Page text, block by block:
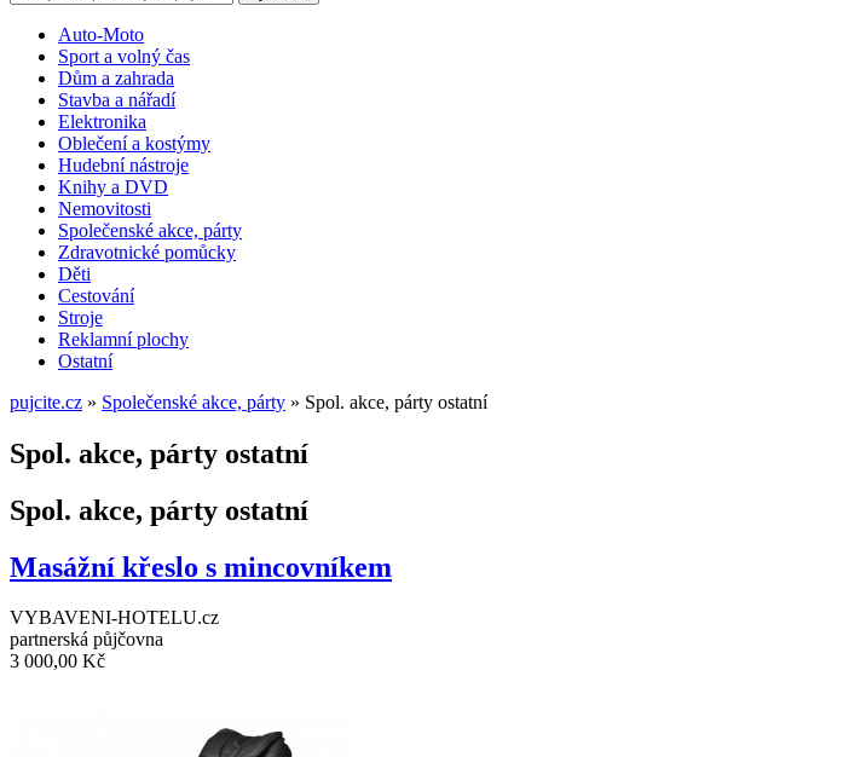
Auto-Moto
Sport a volný čas
Dům a zahrada
Stavba a nářadí
Elektronika
Oblečení a kostýmy
Hudební nástroje
Knihy a DVD
Nemovitosti
Společenské akce, párty
Zdravotnické pomůcky
Děti
Cestování
Stroje
Reklamní plochy
Ostatní
pujcite.cz » Společenské akce, párty » Spol. akce, párty ostatní
Spol. akce, párty ostatní
Spol. akce, párty ostatní
Masážní křeslo s mincovníkem
VYBAVENI-HOTELU.cz
partnerská půjčovna
3 000,00 Kč